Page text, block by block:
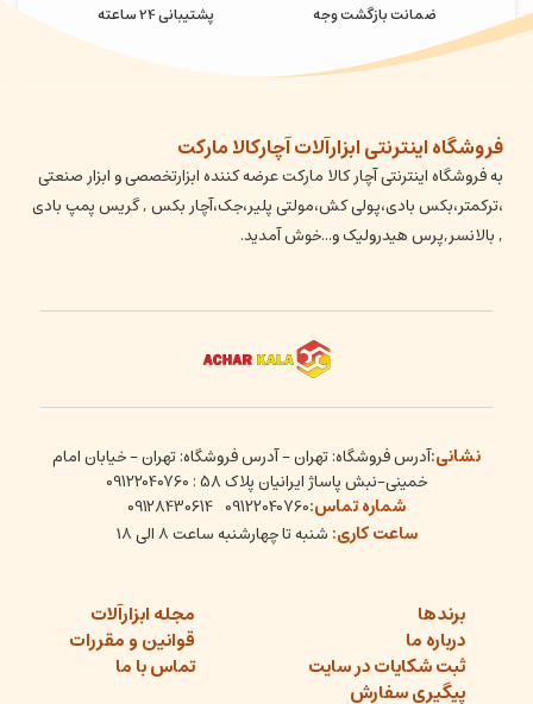
ضمانت بازگشت وجه پشتیبانی 24 ساعته
فروشگاه اینترنتی ابزارآلات آچارکالا مارکت
به فروشگاه اینترنتی آچار کالا مارکت عرضه کننده ابزارتخصصی و ابزار صنعتی
،ترکمتر،بکس بادی،پولی کش،مولتی پلیر،جک،آچار بکس , گریس پمپ بادی
, بالانسر,پرس هیدرولیک و...خوش آمدید.
نشانی:آدرس فروشگاه: تهران - آدرس فروشگاه: تهران - خیابان امام
خمینی-نبش پاساژ ایرانیان پلاک 58 : 09122040760
شماره تماس:09122040760
09128430614
ساعت کاری: شنبه تا چهارشنبه ساعت ۸ الی ۱۸
برندها
مجله ابزارآلات
درباره ما
قوانین و مقررات
ثبت شکایات در سایت
تماس با ما
پیگیری سفارش